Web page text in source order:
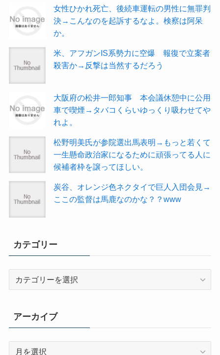
女性ひかれ死亡、後続車運転の男性に無罪判
決→こんなのを起訴するなよ。検察は阿呆
か。
米、アフガンIS系勢力に空爆 報復で立案者
殺害か→反撃は当然するだろう
大阪府の松井一郎知事 本会議休憩中に公用
車で喫煙→タバコくらいゆっくり吸わせてや
れよ。
松野明美氏が参院選出馬表明→もっと若くて
一生懸命政治家になるために頑張ってる人に
候補者枠を譲ってほしい。
炭谷、オレンジ色ネクタイで巨人入団会見→
ここの監督は馬鹿なのかな？？www
カテゴリー
リ
ー
アーカイブ